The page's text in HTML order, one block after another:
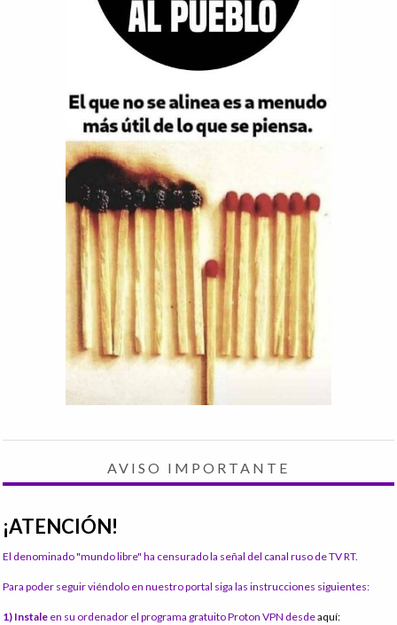
AVISO IMPORTANTE
¡ATENCIÓN!
El denominado "mundo libre" ha censurado la señal del canal ruso de TV RT.
Para poder seguir viéndolo en nuestro portal siga las instrucciones siguientes:
1) Instale en su ordenador el programa gratuito Proton VPN desdeaquí: